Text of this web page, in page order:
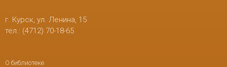
г. Курск, ул. Ленина, 15
тел.: (4712) 70-18-65
О библиотеке